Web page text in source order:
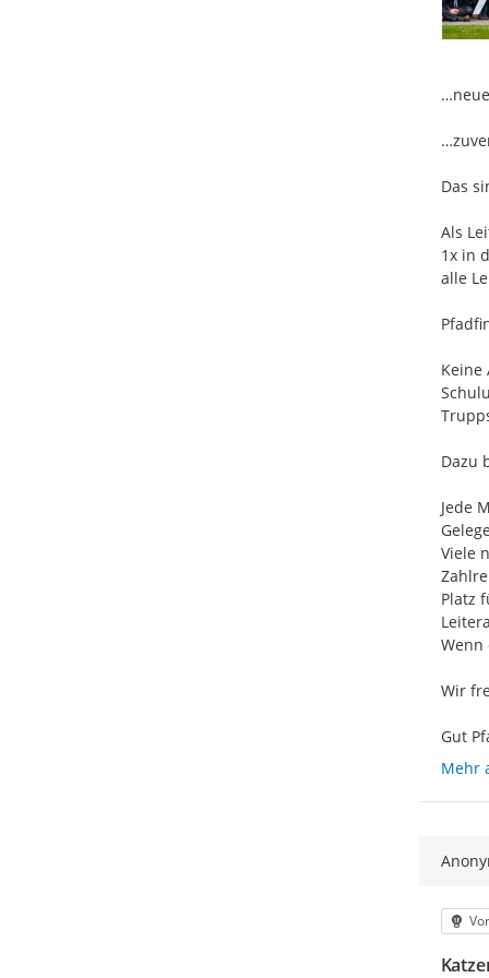
Das
Als
1x in
alle
Keine
Dazu
Jede
Viele
Platz
Wenn
Wir
Gut
Mehr